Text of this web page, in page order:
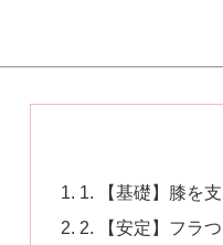
1. 【基礎】膝を
2. 【安定】フラ